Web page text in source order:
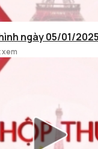
ngày 05/01/2025
xem